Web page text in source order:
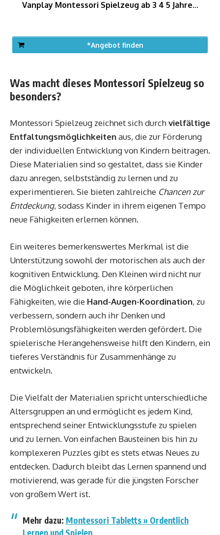
Vanplay Montessori Spielzeug ab 3 4 5 Jahre...
*Angebot finden
Was macht dieses Montessori Spielzeug so
besonders?
Montessori Spielzeug zeichnet sich durchvielfältige
Entfaltungsmöglichkeitenaus, die zur Förderung
der individuellen Entwicklung von Kindern beitragen.
Diese Materialien sind so gestaltet, dass sie Kinder
dazu anregen, selbstständig zu lernen und zu
experimentieren. Sie bieten zahlreiche Chancen zur
Entdeckung, sodass Kinder in ihrem eigenen Tempo
neue Fähigkeiten erlernen können.
Ein weiteres bemerkenswertes Merkmal ist die
Unterstützung sowohl der motorischen als auch der
kognitiven Entwicklung. Den Kleinen wird nicht nur
die Möglichkeit geboten, ihre körperlichen
Fähigkeiten, wie die Hand-Augen-Koordination, zu
verbessern, sondern auch ihr Denken und
Problemlösungsfähigkeiten werden gefördert. Die
spielerische Herangehensweise hilft den Kindern, ein
tieferes Verständnis für Zusammenhänge zu
entwickeln.
Die Vielfalt der Materialien spricht unterschiedliche
Altersgruppen an und ermöglicht es jedem Kind,
entsprechend seiner Entwicklungsstufe zu spielen
und zu lernen. Von einfachen Bausteinen bis hin zu
komplexeren Puzzles gibt es stets etwas Neues zu
entdecken. Dadurch bleibt das Lernen spannend und
motivierend, was gerade für die jüngsten Forscher
von großem Wert ist.
Mehr dazu: Montessori Tabletts » Ordentlich
Lernen und Spielen